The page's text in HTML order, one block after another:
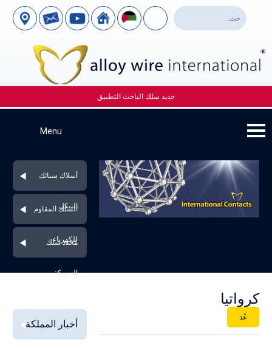
جديد سلك الباحث التطبيق
أسلاك سبائك
النيكل
السلك المقاوم
للكهرباء
مُحدد سلك
السبيكة
كرواتيا
عُد
أخبار المملكة